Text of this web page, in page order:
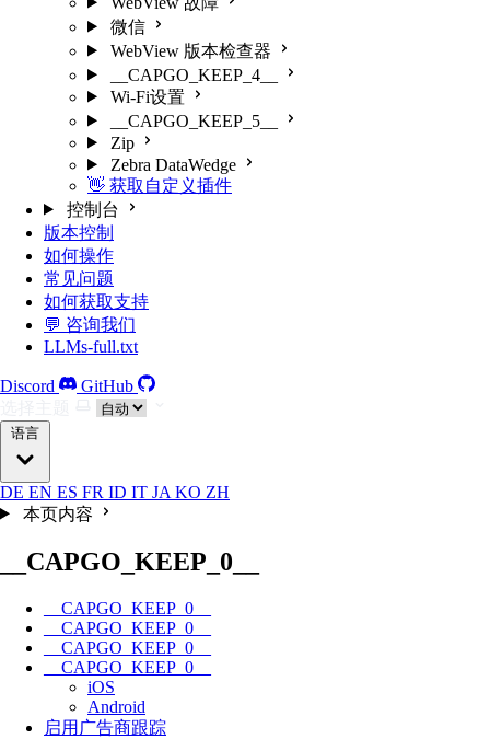
微信
WebView 版本检查器
__CAPGO_KEEP_4__
Wi-Fi设置
__CAPGO_KEEP_5__
Zip
Zebra DataWedge
👋 获取自定义插件
控制台
版本控制
如何操作
常见问题
如何获取支持
💬 咨询我们
LLMs-full.txt
Discord
GitHub
语言
DE EN ES FR ID IT JA KO ZH
本页内容
__CAPGO_KEEP_0__
__CAPGO_KEEP_0__
__CAPGO_KEEP_0__
__CAPGO_KEEP_0__
__CAPGO_KEEP_0__
iOS
Android
启用广告商跟踪